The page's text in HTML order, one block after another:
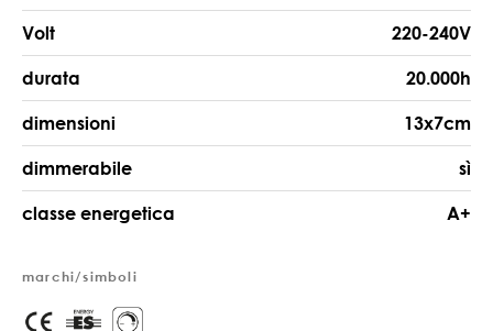
Volt 220-240V
durata 20.000h
dimensioni 13x7cm
dimmerabile sì
classe energetica A+
marchi/simboli